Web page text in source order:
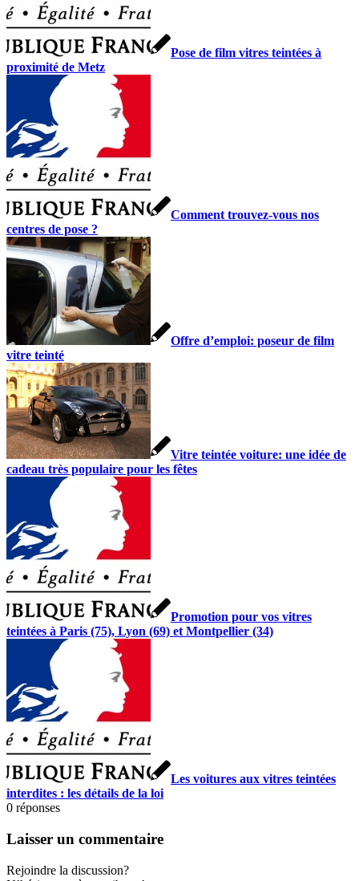
Pose de film vitres teintées à
proximité de Metz
Comment trouvez-vous nos
centres de pose ?
Offre d’emploi: poseur de film
vitre teinté
Vitre teintée voiture: une idée de
cadeau très populaire pour les fêtes
Promotion pour vos vitres
teintées à Paris (75), Lyon (69) et Montpellier (34)
Les voitures aux vitres teintées
interdites : les détails de la loi
0 réponses
Laisser un commentaire
Rejoindre la discussion?